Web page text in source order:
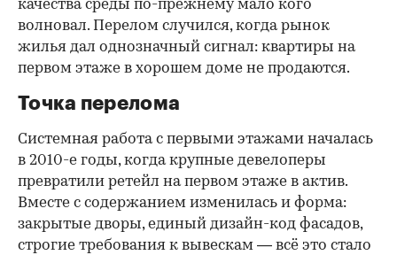
качества среды по-прежнему мало кого
волновал. Перелом случился, когда рынок
жилья дал однозначный сигнал: квартиры на
первом этаже в хорошем доме не продаются.
Точка перелома
Системная работа с первыми этажами началась
в 2010-е годы, когда крупные девелоперы
превратили ретейл на первом этаже в актив.
Вместе с содержанием изменилась и форма:
закрытые дворы, единый дизайн-код фасадов,
строгие требования к вывескам — всё это стало